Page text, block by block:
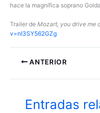
hace la magnífica soprano
Trailer de Mozart, you drive me
v=nI3SY562GZg
ANTERIOR
Entradas